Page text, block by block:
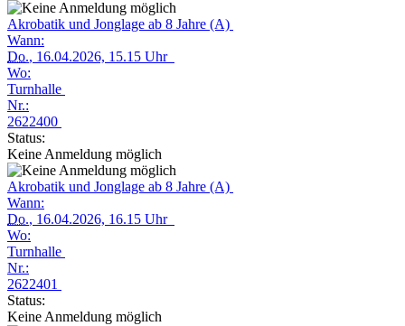
Akrobatik und Jonglage ab 8 Jahre (A)
Wann:
Do., 16.04.2026, 15.15 Uhr
Wo:
Turnhalle
Nr.:
2622400
Status:
Keine Anmeldung möglich
Akrobatik und Jonglage ab 8 Jahre (A)
Wann:
Do., 16.04.2026, 16.15 Uhr
Wo:
Turnhalle
Nr.:
2622401
Status:
Keine Anmeldung möglich